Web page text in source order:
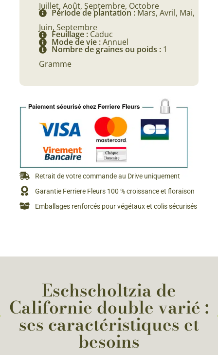
Juillet, Août, Septembre, Octobre
Période de plantation : Mars, Avril, Mai,
Juin, Septembre
Feuillage : Caduc
Mode de vie :Annuel
Nombre de graines ou poids : 1
Gramme
Retrait de votre commande au Drive uniquement
Garantie Ferriere Fleurs 100 % croissance et floraison
Emballages renforcés pour végétaux et colis sécurisés
Eschscholtzia de
Californie double varié :
ses caractéristiques et
besoins